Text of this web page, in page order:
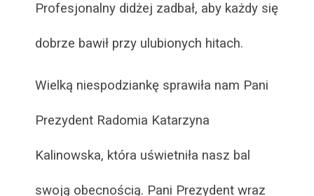
Profesjonalny didżej zadbał, aby każdy się
dobrze bawił przy ulubionych hitach.
Wielką niespodziankę sprawiła nam Pani
Prezydent Radomia Katarzyna
Kalinowska, która uświetniła nasz bal
swoją obecnością. Pani Prezydent wraz